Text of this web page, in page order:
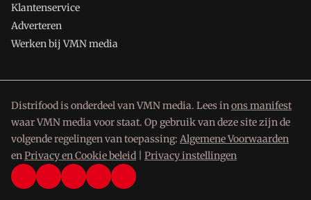
Klantenservice
Adverteren
Werken bij VMN media
Distrifood is onderdeel van VMN media. Lees inons manifest
waar VMN media voor staat. Op gebruik van deze site zijn de
volgende regelingen van toepassing: Algemene Voorwaarden
enPrivacy en Cookie beleid Privacy instellingen